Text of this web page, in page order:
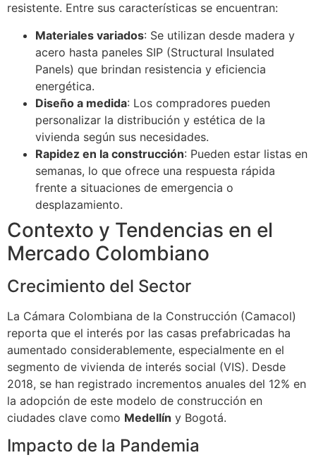
resistente. Entre sus características se encuentran:
Materiales variados: Se utilizan desde madera y
acero hasta paneles SIP (Structural Insulated
Panels) que brindan resistencia y eficiencia
energética.
Diseño a medida: Los compradores pueden
personalizar la distribución y estética de la
vivienda según sus necesidades.
Rapidez en la construcción: Pueden estar listas en
semanas, lo que ofrece una respuesta rápida
frente a situaciones de emergencia o
desplazamiento.
Contexto y Tendencias en el
Mercado Colombiano
Crecimiento del Sector
La Cámara Colombiana de la Construcción (Camacol)
reporta que el interés por las casas prefabricadas ha
aumentado considerablemente, especialmente en el
segmento de vivienda de interés social (VIS). Desde
2018, se han registrado incrementos anuales del 12% en
la adopción de este modelo de construcción en
ciudades clave como Medellín y Bogotá.
Impacto de la Pandemia